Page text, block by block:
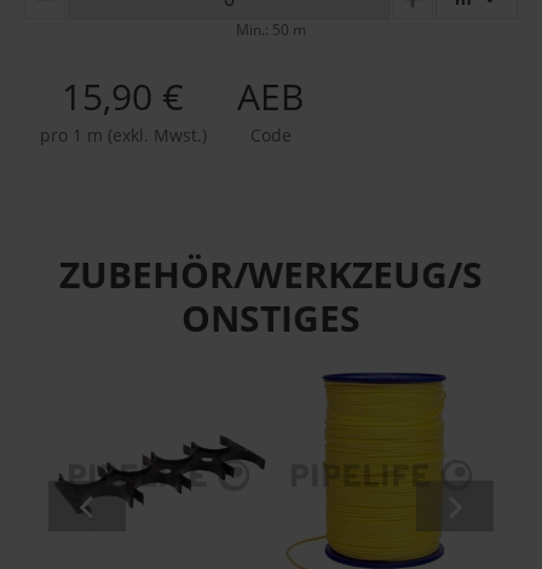
MINUS PLUS
Min.: 50 m
15,90 €
pro 1 m (exkl. Mwst.)
AEB
Code
ZUBEHÖR/WERKZEUG/S
ONSTIGES